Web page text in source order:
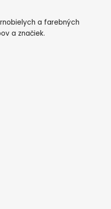
a farebných
a značiek.